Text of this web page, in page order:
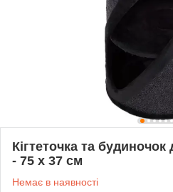
Кігтеточка та
- 75 х 37 см
Немає в наявності